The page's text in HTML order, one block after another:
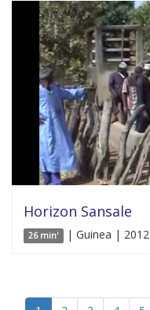
Horizon Sansale
26 min' | Guinea | 2012